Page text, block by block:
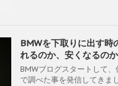
BMWを下取りに出す時
れるのか、安くなるのか
BMWブログスタートして
で調べた事を発信してきま